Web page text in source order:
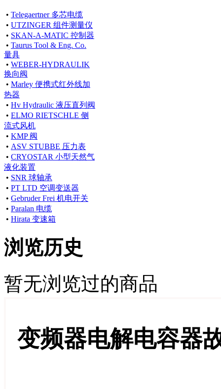
• Telegaertner 多芯电缆
• UTZINGER 组件测量仪
• SKAN-A-MATIC 控制器
• Taurus Tool & Eng. Co.
量具
• WEBER-HYDRAULIK
换向阀
• Marley 便携式红外线加
热器
• Hv Hydraulic 液压直列阀
• ELMO RIETSCHLE 侧
流式风机
• KMP 阀
• ASV STUBBE 压力表
• CRYOSTAR 小型天然气
液化装置
• SNR 球轴承
• PT LTD 空调变送器
• Gebruder Frei 机电开关
• Paralan 电缆
• Hirata 变速箱
浏览历史
暂无浏览过的商品
变频器电解电容器